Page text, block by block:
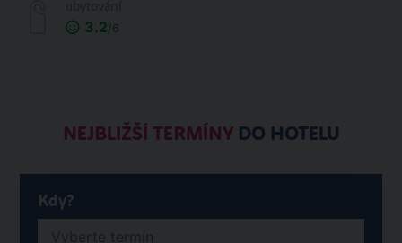
3.2/6
NEJBLIŽŠÍ TERMÍNYDO HOTELU
Kdy?